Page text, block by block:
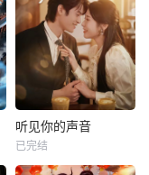
听见你的声音
已完结